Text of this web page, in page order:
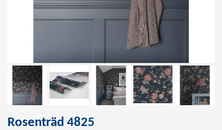
Rosenträd 4825